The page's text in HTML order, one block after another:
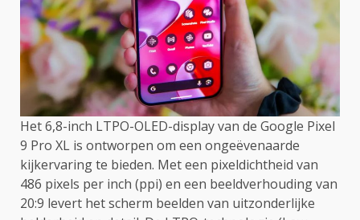
Het 6,8-inch LTPO-OLED-display van de Google Pixel
9 Pro XL is ontworpen om een ongeëvenaarde
kijkervaring te bieden. Met een pixeldichtheid van
486 pixels per inch (ppi) en een beeldverhouding van
20:9 levert het scherm beelden van uitzonderlijke